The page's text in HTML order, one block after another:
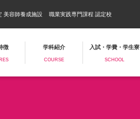
美容師養成施設 職業実践専門課程 認定校
徴 学科紹介
COURSE
入試・学費・学生寮
SCHOOL